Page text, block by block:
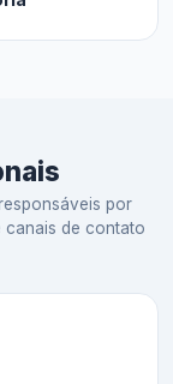
por
canais de contato